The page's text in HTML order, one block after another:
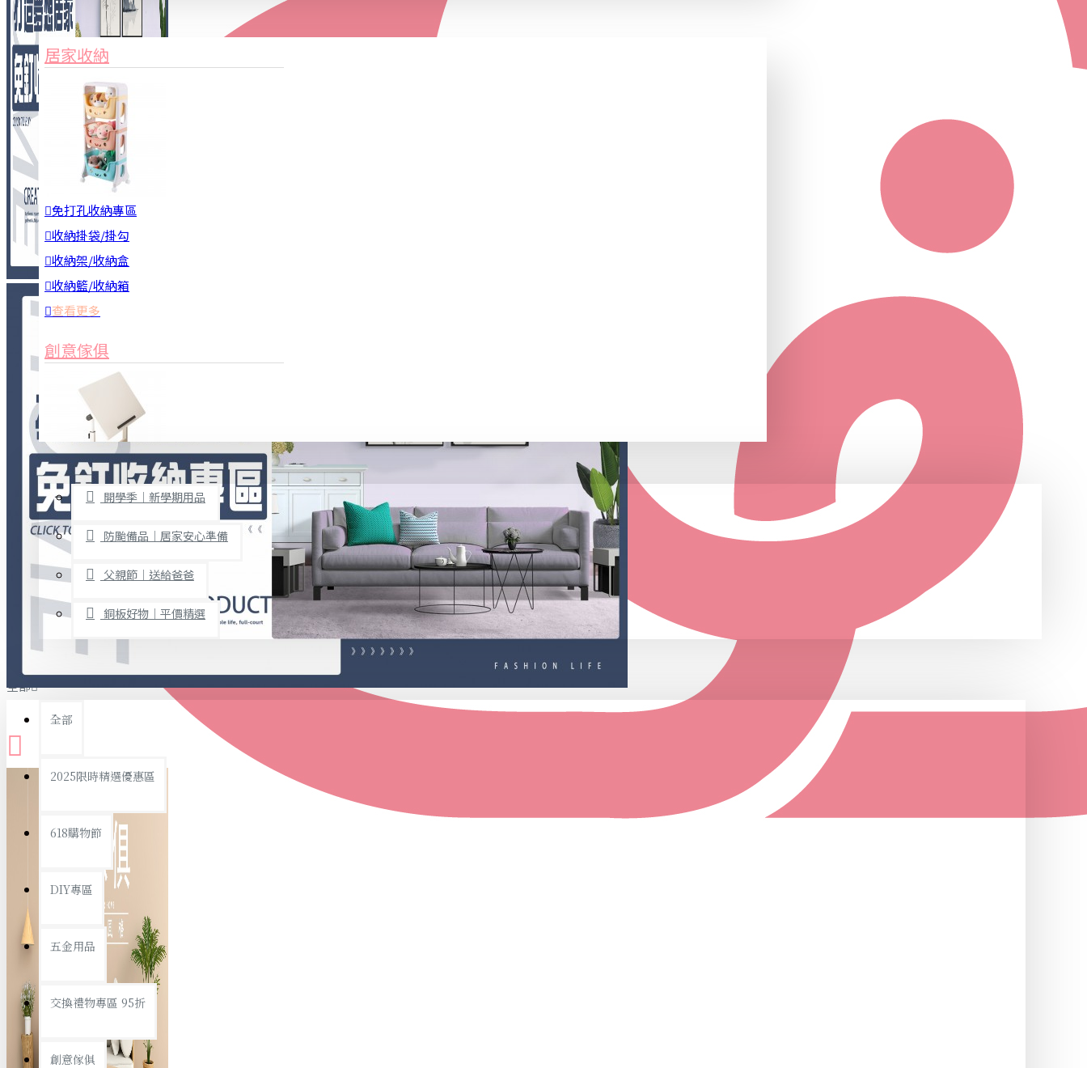
3C周邊
居家安全
居家清潔
查看更多
餐飲廚具
廚房收納
烘焙用具
隨身餐具
查看更多
文具禮品
事務用品
文具收納
書寫用品
衛浴用品
個人衛浴用品
浴室置物/收納
家俱&收納
居家收納
免打孔收納專區
收納掛袋/掛勾
收納架/收納盒
收納籃/收納箱
查看更多
創意傢俱
桌子/椅子
置物架/收納櫃
其他
免打孔收納專區
限時促銷
開學季｜新學期用品
防颱備品｜居家安心準備
父親節｜送給爸爸
銅板好物｜平價精選
全部
全部
2025限時精選優惠區
618購物節
DIY專區
五金用品
交換禮物專區 95折
創意傢俱